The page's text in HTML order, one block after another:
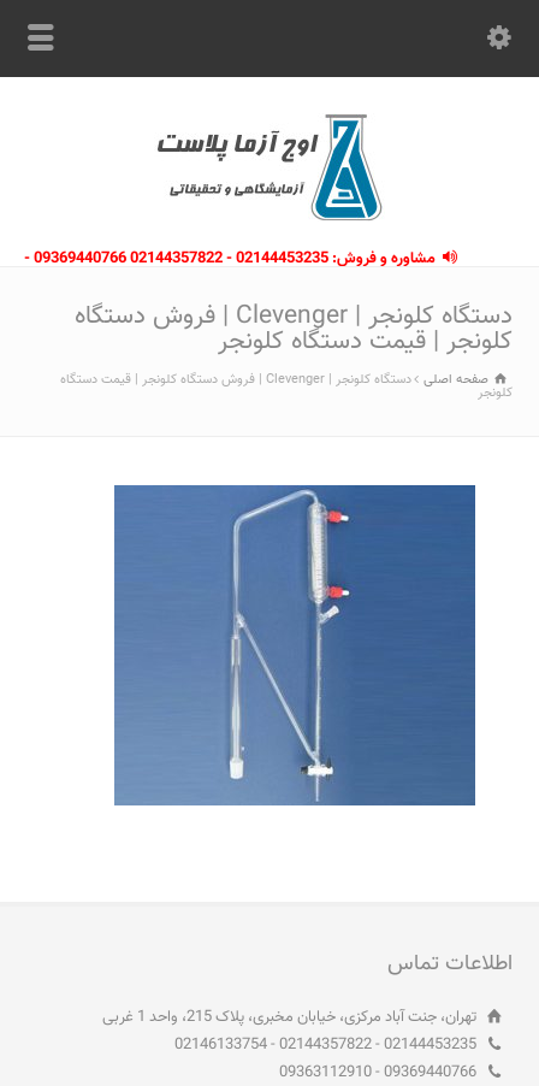
مشاوره و فروش: 02144453235 - 02144357822 09369440766 -
دستگاه کلونجر | Clevenger | فروش دستگاه
کلونجر | قیمت دستگاه کلونجر
صفحه اصلی دستگاه کلونجر | Clevenger | فروش دستگاه کلونجر | قیمت دستگاه
کلونجر
اطلاعات تماس
تهران، جنت آباد مرکزی، خیابان مخبری، پلاک 215، واحد 1 غربی
02144453235 - 02144357822 - 02146133754
09369440766 - 09363112910